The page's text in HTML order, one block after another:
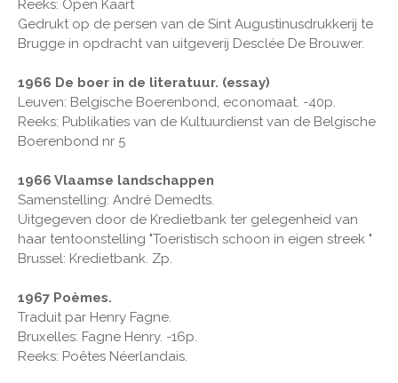
Reeks: Open Kaart
Gedrukt op de persen van de Sint Augustinusdrukkerij te
Brugge in opdracht van uitgeverij Desclée De Brouwer.
1966 De boer in de literatuur. (essay)
Leuven: Belgische Boerenbond, economaat. -40p.
Reeks: Publikaties van de Kultuurdienst van de Belgische
Boerenbond nr 5
1966 Vlaamse landschappen
Samenstelling: André Demedts.
Uitgegeven door de Kredietbank ter gelegenheid van
haar tentoonstelling "Toeristisch schoon in eigen streek "
Brussel: Kredietbank. Zp.
1967 Poèmes.
Traduit par Henry Fagne.
Bruxelles: Fagne Henry. -16p.
Reeks: Poêtes Néerlandais.